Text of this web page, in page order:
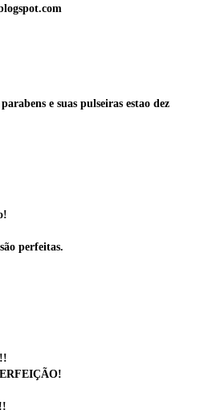
e suas pulseiras estao dez
perfeitas.